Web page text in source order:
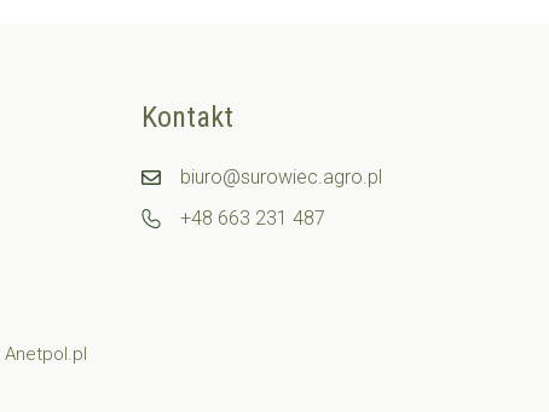
Kontakt
biuro@surowiec.agro.pl
+48 663 231 487
Anetpol.pl